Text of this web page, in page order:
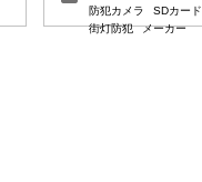
防犯カメラ
SDカード
街灯防犯
メーカー